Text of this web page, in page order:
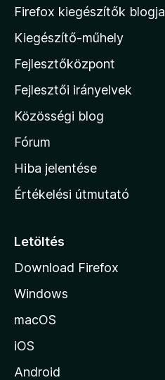
M
z
i
l
a
h
o
l
p
á
r
Firefox kiegészítők blogja
Kiegészítő-műhely
Fejlesztőközpont
Fejlesztői irányelvek
Közösségi blog
Fórum
Hiba jelentése
Értékelési útmutató
Letöltés
Download Firefox
Windows
macOS
iOS
Android